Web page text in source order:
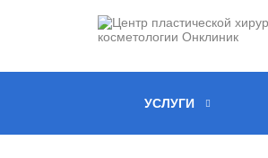
УСЛУГИ